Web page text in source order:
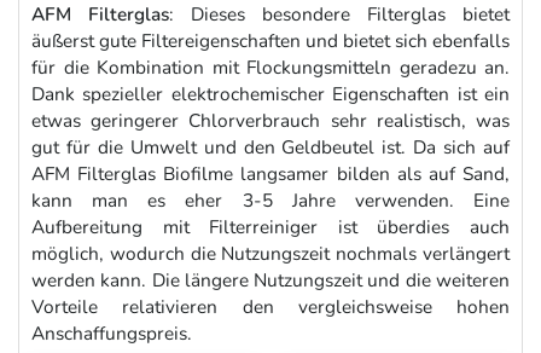
AFM Filterglas: Dieses besondere Filterglas bietet
äußerst gute Filtereigenschaften und bietet sich ebenfalls
für die Kombination mit Flockungsmitteln geradezu an.
Dank spezieller elektrochemischer Eigenschaften ist ein
etwas geringerer Chlorverbrauch sehr realistisch, was
gut für die Umwelt und den Geldbeutel ist. Da sich auf
AFM Filterglas Biofilme langsamer bilden als auf Sand,
kann man es eher 3-5 Jahre verwenden. Eine
Aufbereitung mit Filterreiniger ist überdies auch
möglich, wodurch die Nutzungszeit nochmals verlängert
werden kann. Die längere Nutzungszeit und die weiteren
Vorteile relativieren den vergleichsweise hohen
Anschaffungspreis.